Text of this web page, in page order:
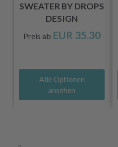
SWEATER BY DROPS
DESIGN
Preis ab EUR 35.30
Alle Optionen
ansehen